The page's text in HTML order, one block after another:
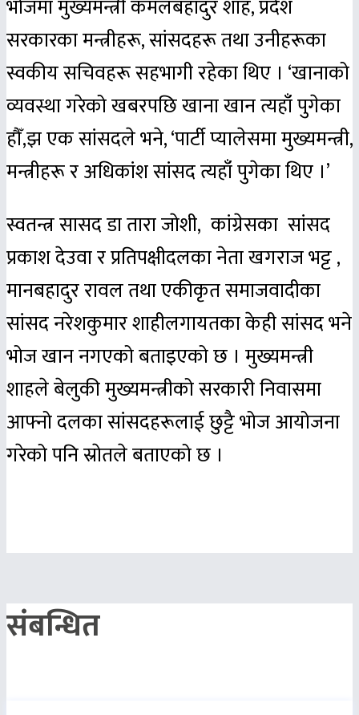
भोजमा मुख्यमन्त्री कमलबहादुर शाह, प्रदेश
सरकारका मन्त्रीहरू, सांसदहरू तथा उनीहरूका
स्वकीय सचिवहरू सहभागी रहेका थिए । ‘खानाको
व्यवस्था गरेको खबरपछि खाना खान त्यहाँ पुगेका
हौँ,झ एक सांसदले भने, ‘पार्टी प्यालेसमा मुख्यमन्त्री,
मन्त्रीहरू र अधिकांश सांसद त्यहाँ पुगेका थिए ।’
स्वतन्त्र सासद डा तारा जाेशी, कांग्रेसका सांसद
प्रकाश देउवा र प्रतिपक्षीदलका नेता खगराज भट्ट ,
मानबहादुर रावल तथा एकीकृत समाजवादीका
सांसद नरेशकुमार शाहीलगायतका केही सांसद भने
भोज खान नगएको बताइएको छ । मुख्यमन्त्री
शाहले बेलुकी मुख्यमन्त्रीको सरकारी निवासमा
आफ्नो दलका सांसदहरूलाई छुट्टै भोज आयोजना
गरेको पनि स्राेतले बताएको छ ।
संबन्धित